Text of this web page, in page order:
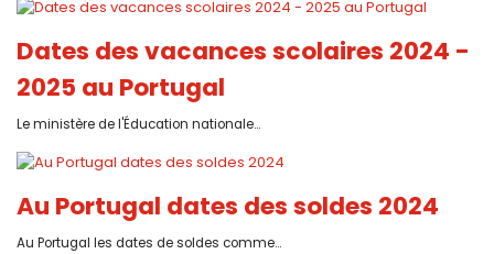
Dates des vacances scolaires 2024 -
2025 au Portugal
Le ministère de l'Éducation nationale...
Au Portugal dates des soldes 2024
Au Portugal les dates de soldes comme...